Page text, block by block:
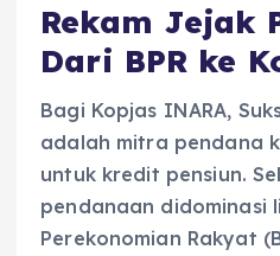
Rekam Jejak
Dari BPR ke
Bagi Kopjas INARA,
adalah mitra pendana
untuk kredit pensiun.
pendanaan didominasi
Perekonomian Rakyat